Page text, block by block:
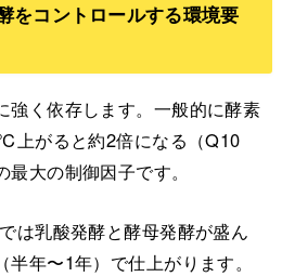
をコントロールする環境要
強く依存します。一般的に酵素
上がると約2倍になる（Q10
大の制御因子です。
は乳酸発酵と酵母発酵が盛ん
年〜1年）で仕上がります。